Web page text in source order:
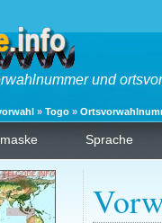
und
» Togo »
Sprache